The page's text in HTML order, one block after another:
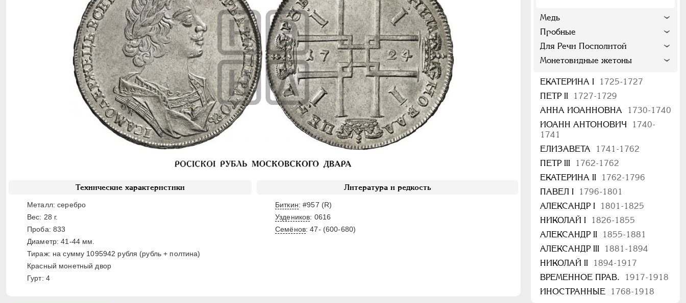
Технические характеристики
Металл: серебро
Вес: 28 г.
Проба: 833
Диаметр: 41-44 мм.
Тираж: на сумму 1095942 рубля (рубль + полтина)
Красный монетный двор
Гурт: 4
Литература и редкость
Биткин: #957 (R)
Уздеников: 0616
Семёнов: 47- (600-680)
Медь
Пробные
Для Речи Посполитой
Монетовидные жетоны
ЕКАТЕРИНА I
1725-1727
ПЕТР II
1727-1729
АННА ИОАННОВНА
1730-1740
ИОАНН АНТОНОВИЧ
1740-
1741
ЕЛИЗАВЕТА
1741-1762
ПЕТР III
1762-1762
ЕКАТЕРИНА II
1762-1796
ПАВЕЛ I
1796-1801
АЛЕКСАНДР I
1801-1825
НИКОЛАЙ I
1826-1855
АЛЕКСАНДР II
1855-1881
АЛЕКСАНДР III
1881-1894
НИКОЛАЙ II
1894-1917
ВРЕМЕННОЕ ПРАВ.
1917-1918
ИНОСТРАННЫЕ
1768-1918